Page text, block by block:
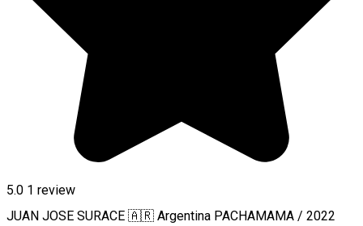
5.0 1 review
JUAN JOSE SURACE 🇦🇷 Argentina PACHAMAMA / 2022